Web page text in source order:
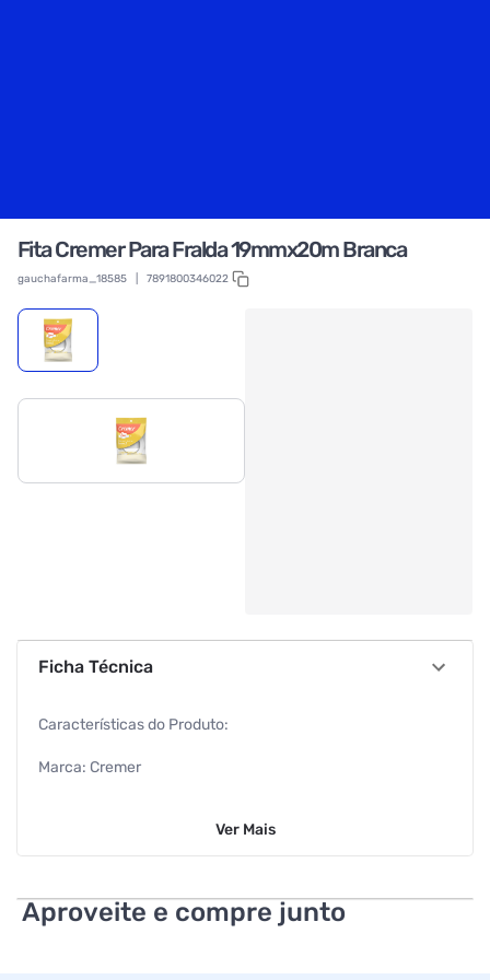
Fita Cremer Para Fralda 19mmx20m Branca
gauchafarma_18585 7891800346022
Ficha Técnica
Características do Produto:
Marca: Cremer
Referência: 346022
Ver Mais
Aproveite e compre junto